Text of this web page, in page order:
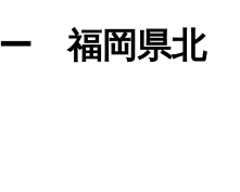
福岡県北